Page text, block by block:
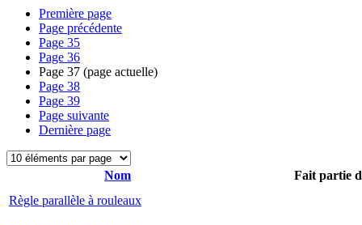
Première page
Page précédente
Page 35
Page 36
Page 37 (page actuelle)
Page 38
Page 39
Page suivante
Dernière page
Nom
Fait partie
Règle parallèle à rouleaux